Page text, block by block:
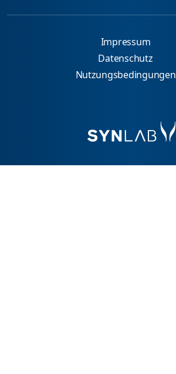
Impressum
Datenschutz
Nutzungsbedingungen